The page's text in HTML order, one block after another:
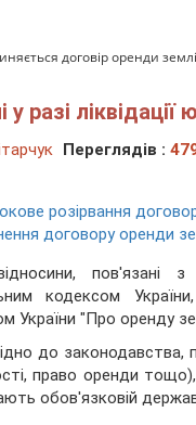
договір оренди
разі
Переглядів :
розірвання
договору оренди
пов'язані
кодексом
України "Про оренду
до законодавства,
право оренди
обов'язковій